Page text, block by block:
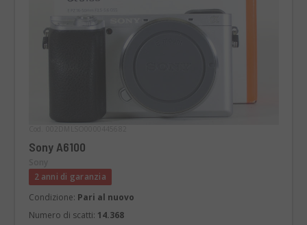
Sony A6100
2 anni di garanzia
Condizione: Pari al nuovo
Numero di scatti: 14.368